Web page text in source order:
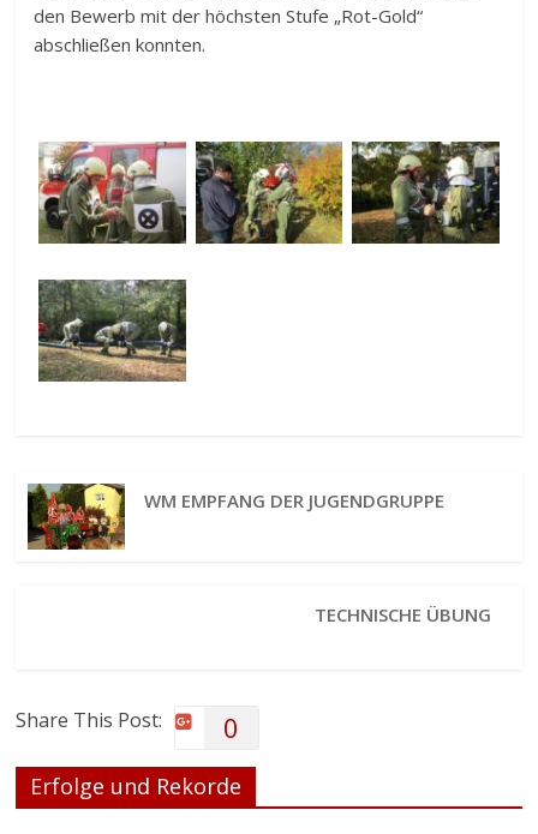
den Bewerb mit der höchsten Stufe „Rot-Gold“
abschließen konnten.
WM EMPFANG DER JUGENDGRUPPE
TECHNISCHE ÜBUNG
Share This Post: 0
Erfolge und Rekorde